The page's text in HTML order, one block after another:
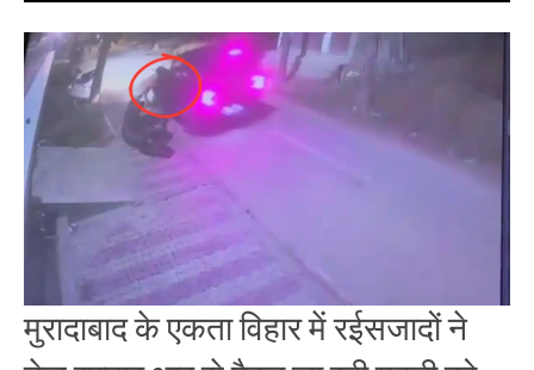
थार
का
कहर:
घायल
युवती
को
तड़पता
चालक,
मुरादाबाद के एकता विहार में रईसजादों ने